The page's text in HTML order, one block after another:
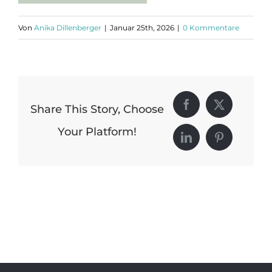
Von Anika Dillenberger | Januar 25th, 2026 | 0 Kommentare
Share This Story, Choose
Your Platform!
Facebook
X
LinkedInPinterest